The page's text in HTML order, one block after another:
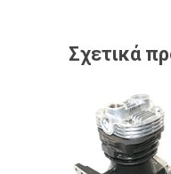
Σχετικά